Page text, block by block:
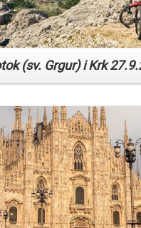
(sv. Grgur) i Krk